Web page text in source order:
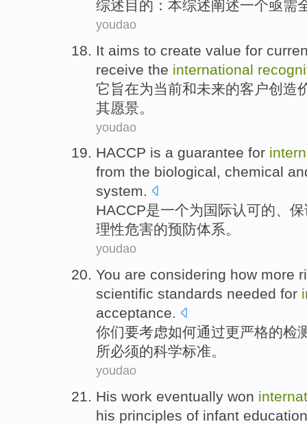
综述 目的 ： 本综述阐述一个亟需
youdao
It aims to create value for
receive the international
它 旨在为当前和未来的客户创造
其愿景 。
youdao
HACCP is a guarantee for
from the biological, chemical
system.
HACCP是一个为 国际认可的、
理性危害的预防体系。
youdao
You are considering how more
scientific standards needed for
acceptance.
你们要考虑如何通过更严格的检
所必须的科学标准。
youdao
His work eventually won
his principles of infant education